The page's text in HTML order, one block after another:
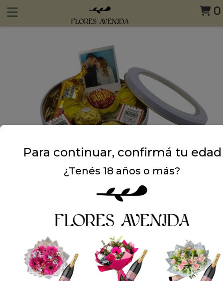
0
Dejá tu opinión
LATA CON FOTOS Y CHOCOCOLATES
Para continuar, confirmá tu edad
¿Tenés 18 años o más?